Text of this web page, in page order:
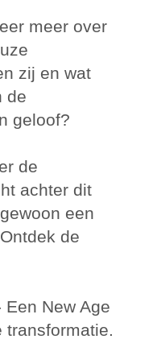
meer over
zij en wat
de
geloof?
de
achter dit
een
de
Een New Age
transformatie.